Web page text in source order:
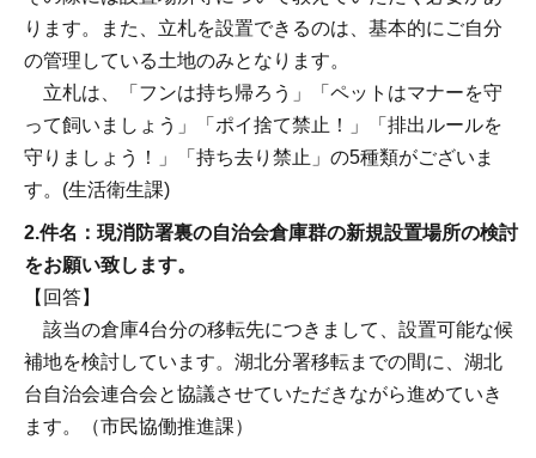
ります。また、立札を設置できるのは、基本的にご自分
の管理している土地のみとなります。
立札は、「フンは持ち帰ろう」「ペットはマナーを守
って飼いましょう」「ポイ捨て禁止！」「排出ルールを
守りましょう！」「持ち去り禁止」の5種類がございま
す。(生活衛生課)
2.件名：現消防署裏の自治会倉庫群の新規設置場所の検討
をお願い致します。
【回答】
該当の倉庫4台分の移転先につきまして、設置可能な候
補地を検討しています。湖北分署移転までの間に、湖北
台自治会連合会と協議させていただきながら進めていき
ます。（市民協働推進課）